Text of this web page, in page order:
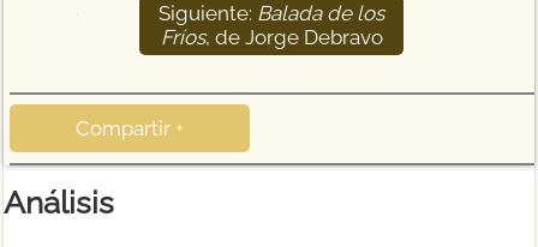
Siguiente: Balada de los
Fríos, de Jorge Debravo
Compartir +
Análisis